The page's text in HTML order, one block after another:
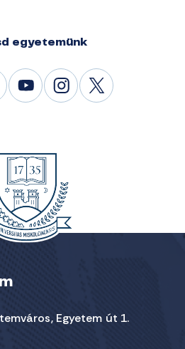
egyetemünk
Egyetem út 1.